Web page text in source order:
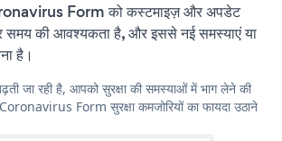
Form को कस्टमाइज़ और अपडेट
की आवश्यकता है, और इससे नई समस्याएं या
है।
जा रही है, आपको सुरक्षा की समस्याओं में भाग लेने की
Form सुरक्षा कमजोरियों का फायदा उठाने